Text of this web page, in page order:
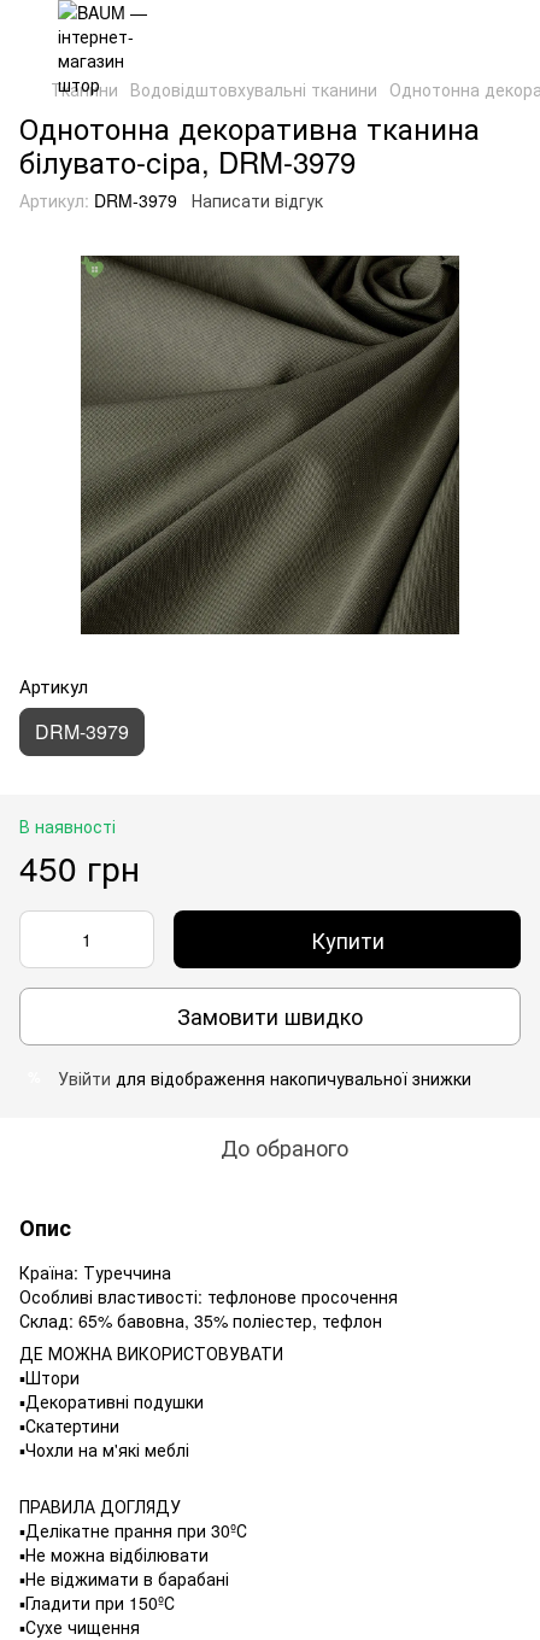
Тканини Водовідштовхувальні тканини Однотонна
Однотонна декоративна тканина
білувато-сіра, DRM-3979
Артикул: DRM-3979 Написати відгук
Артикул
DRM-3979
В наявності
450 грн
Купити
Замовити швидко
Увійти для відображення накопичувальної знижки
До обраного
Опис
Країна: Туреччина
Особливі властивості: тефлонове просочення
Склад: 65% бавовна, 35% поліестер, тефлон
ДЕ МОЖНА ВИКОРИСТОВУВАТИ
▪️Штори
▪️Декоративні подушки
▪️Скатертини
▪️Чохли на м'які меблі
ПРАВИЛА ДОГЛЯДУ
▪️Делікатне прання при 30ºС
▪️Не можна відбілювати
▪️Не віджимати в барабані
▪️Гладити при 150ºС
▪️Сухе чищення